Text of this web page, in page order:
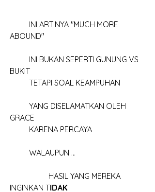
ABOUND"
BUKIT
	TETAPI SOAL KEAMPUHAN
GRACE
	KARENA PERCAYA
	WALAUPUN ...
INGINKAN TIDAK